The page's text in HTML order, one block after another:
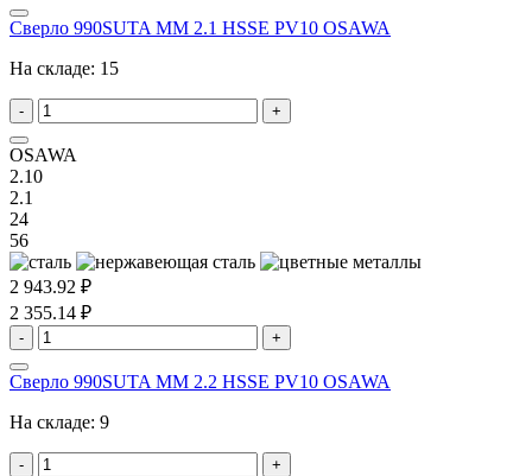
Сверло 990SUTA MM 2.1 HSSE PV10 OSAWA
На складе: 15
- +
OSAWA
2.10
2.1
24
56
2 943.92 ₽
2 355.14 ₽
- +
Сверло 990SUTA MM 2.2 HSSE PV10 OSAWA
На складе: 9
- +